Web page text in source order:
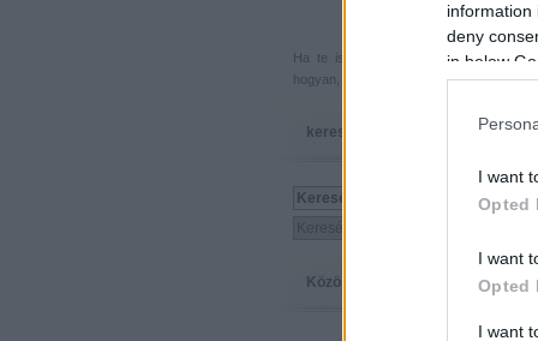
information
deny
in below
I want
Opted
I want
Opted
I want
Ha te is küldenél egy végigjátszást,
hogyan, hova, mikor, kivel és miért,
keresés
Közösség